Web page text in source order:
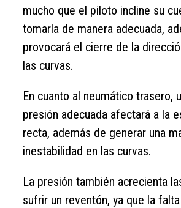
mucho que el piloto incline su
tomarla de manera adecuada,
provocará el cierre de la
las curvas.
En cuanto al neumático trasero,
presión adecuada afectará a la
recta, además de generar una
inestabilidad en las curvas.
La presión también acrecienta
sufrir un reventón, ya que la